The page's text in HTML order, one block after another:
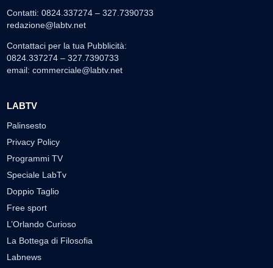
Contatti: 0824.337274 – 327.7390733
redazione@labtv.net
Contattaci per la tua Pubblicità:
0824.337274 – 327.7390733
email: commerciale@labtv.net
LABTV
Palinsesto
Privacy Policy
Programmi TV
Speciale LabTv
Doppio Taglio
Free sport
L’Orlando Curioso
La Bottega di Filosofia
Labnews